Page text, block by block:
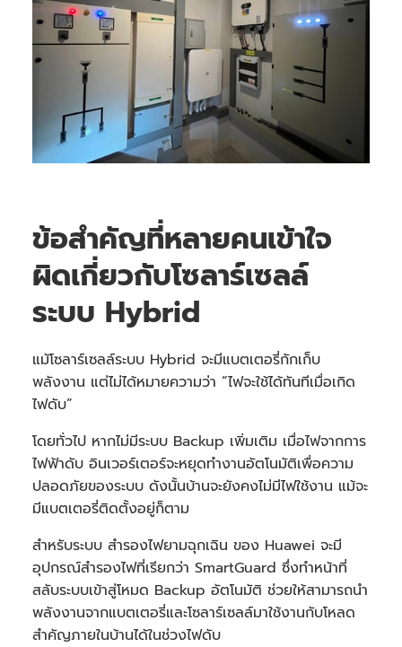
ข้อสำคัญที่หลายคนเข้าใจ
ผิดเกี่ยวกับโซลาร์เซลล์
ระบบ Hybrid
แม้โซลาร์เซลล์ระบบ Hybrid จะมีแบตเตอรี่กักเก็บ
พลังงาน แต่ไม่ได้หมายความว่า “ไฟจะใช้ได้ทันทีเมื่อเกิด
ไฟดับ”
โดยทั่วไป หากไม่มีระบบ Backup เพิ่มเติม เมื่อไฟจากการ
ไฟฟ้าดับ อินเวอร์เตอร์จะหยุดทำงานอัตโนมัติเพื่อความ
ปลอดภัยของระบบ ดังนั้นบ้านจะยังคงไม่มีไฟใช้งาน แม้จะ
มีแบตเตอรี่ติดตั้งอยู่ก็ตาม
สำหรับระบบ สำรองไฟยามฉุกเฉิน ของ Huawei จะมี
อุปกรณ์สำรองไฟที่เรียกว่า SmartGuard ซึ่งทำหน้าที่
สลับระบบเข้าสู่โหมด Backup อัตโนมัติ ช่วยให้สามารถนำ
พลังงานจากแบตเตอรี่และโซลาร์เซลล์มาใช้งานกับโหลด
สำคัญภายในบ้านได้ในช่วงไฟดับ